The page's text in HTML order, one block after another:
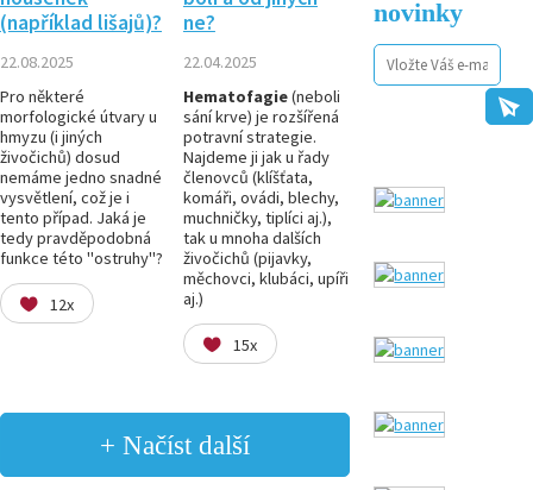
(například lišajů)?
22.08.2025
Pro některé
morfologické útvary u
hmyzu (i jiných
živočichů) dosud
nemáme jedno snadné
vysvětlení, což je i
tento případ. Jaká je
tedy pravděpodobná
funkce této "ostruhy"?
12x
ne?
22.04.2025
Hematofagie(neboli
sání krve) je rozšířená
potravní strategie.
Najdeme ji jak u řady
členovců (klíšťata,
komáři, ovádi, blechy,
muchničky, tiplíci aj.),
tak u mnoha dalších
živočichů (pijavky,
měchovci, klubáci, upíři
aj.)
15x
+ Načíst další
novinky